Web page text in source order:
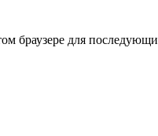
браузере для